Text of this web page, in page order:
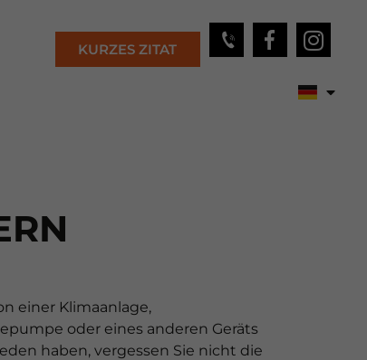
KURZES ZITAT
einer Klimaanlage,
oder eines anderen Geräts
haben, vergessen Sie nicht die